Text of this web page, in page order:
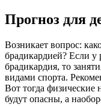
Прогноз для
Возникает вопрос:
брадикардией? Если у
брадикардия, то
видами спорта.
Вот тогда физические
будут опасны, а